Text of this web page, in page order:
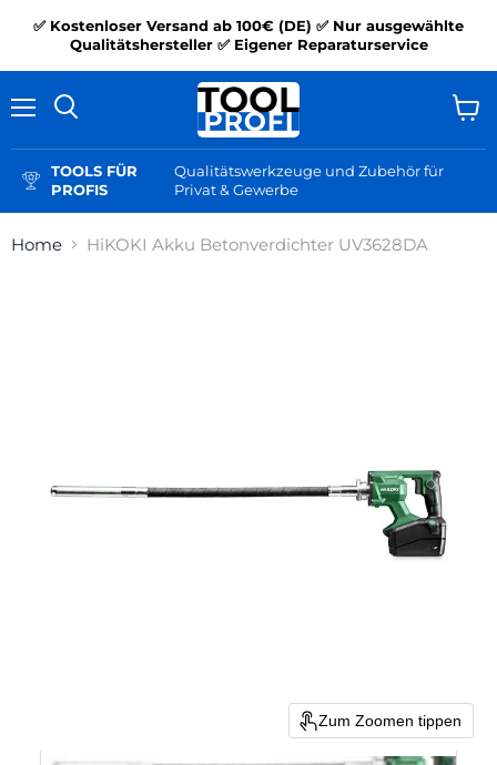
✅ Kostenloser Versand ab 100€ (DE) ✅ Nur ausgewählte
Qualitätshersteller ✅ Eigener Reparaturservice
TOOLS FÜR
PROFIS
Qualitätswerkzeuge und Zubehör für
Privat & Gewerbe
Home HiKOKI Akku Betonverdichter UV3628DA
Zum Zoomen tippen